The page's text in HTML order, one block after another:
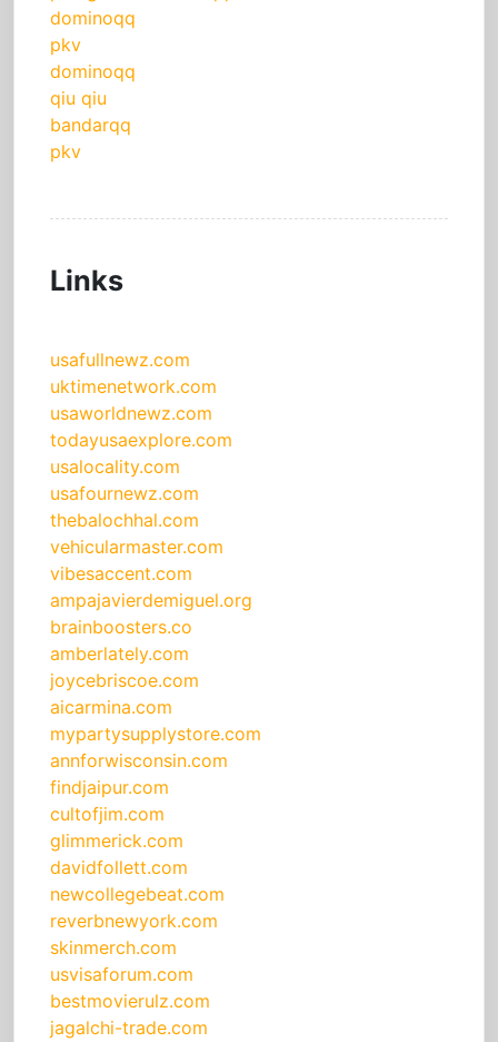
dominoqq
pkv
dominoqq
qiu qiu
bandarqq
pkv
Links
usafullnewz.com
uktimenetwork.com
usaworldnewz.com
todayusaexplore.com
usalocality.com
usafournewz.com
thebalochhal.com
vehicularmaster.com
vibesaccent.com
ampajavierdemiguel.org
brainboosters.co
amberlately.com
joycebriscoe.com
aicarmina.com
mypartysupplystore.com
annforwisconsin.com
findjaipur.com
cultofjim.com
glimmerick.com
davidfollett.com
newcollegebeat.com
reverbnewyork.com
skinmerch.com
usvisaforum.com
bestmovierulz.com
jagalchi-trade.com